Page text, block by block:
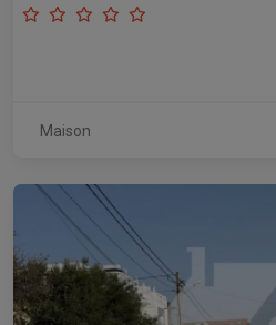
Maison